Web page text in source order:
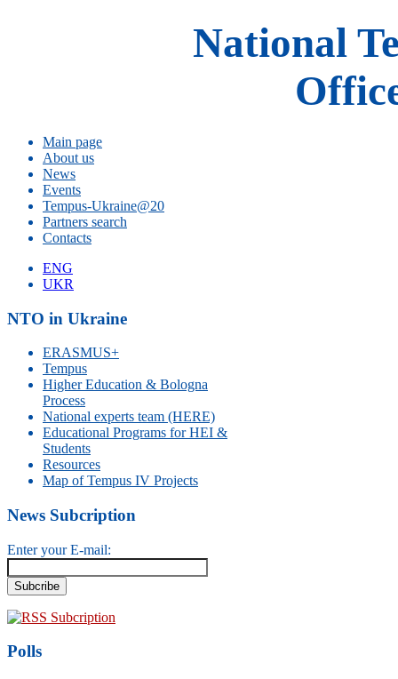
National
Main page
About us
News
Events
Tempus-Ukraine@20
Partners search
Contacts
ENG
UKR
NTO in Ukraine
ERASMUS+
Tempus
Higher Education & Bologna
Process
National experts team (HERE)
Educational Programs for HEI &
Students
Resources
Map of Tempus IV Projects
News Subcription
Enter your E-mail:
RSS Subcription
Polls